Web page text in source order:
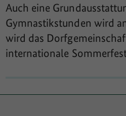
Auch eine
Gymnastikstunden wird
wird das
internationale